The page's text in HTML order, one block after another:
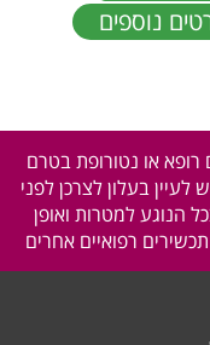
נוספים
רופא או נטורופת בטרם
בעלון לצרכן לפני
הנוגע למטרות ואופן
רפואיים אחרים